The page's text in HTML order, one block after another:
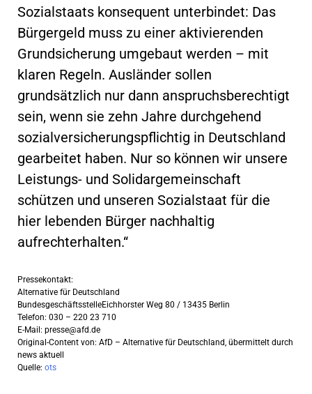
Sozialstaats konsequent unterbindet: Das
Bürgergeld muss zu einer aktivierenden
Grundsicherung umgebaut werden – mit
klaren Regeln. Ausländer sollen
grundsätzlich nur dann anspruchsberechtigt
sein, wenn sie zehn Jahre durchgehend
sozialversicherungspflichtig in Deutschland
gearbeitet haben. Nur so können wir unsere
Leistungs- und Solidargemeinschaft
schützen und unseren Sozialstaat für die
hier lebenden Bürger nachhaltig
aufrechterhalten.“
Pressekontakt:
Alternative für Deutschland
BundesgeschäftsstelleEichhorster Weg 80 / 13435 Berlin
Telefon: 030 – 220 23 710
E-Mail: presse@afd.de
Original-Content von: AfD – Alternative für Deutschland, übermittelt durch
news aktuell
Quelle: ots